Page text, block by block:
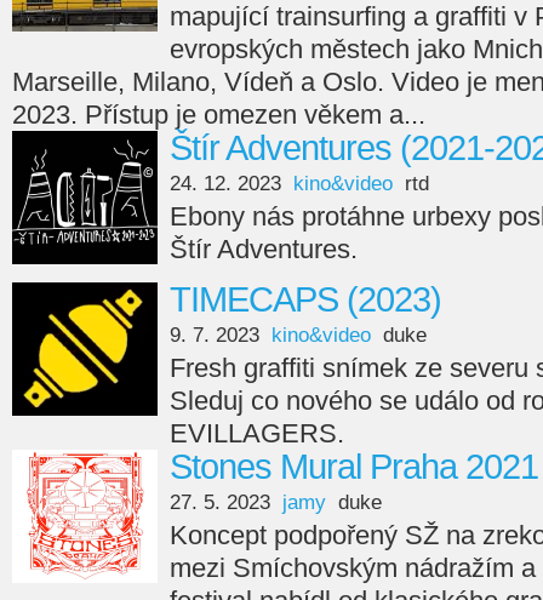
mapující trainsurfing a graffiti v
evropských městech jako
Marseille, Milano, Vídeň a Oslo. Video je
2023. Přístup je omezen věkem a...
Štír Adventures (2021-
24. 12. 2023 kino&video rtd
Ebony nás protáhne urbexy
Štír Adventures.
TIMECAPS (2023)
9. 7. 2023 kino&video duke
Fresh graffiti snímek ze severu
Sleduj co nového se událo od
EVILLAGERS.
Stones Mural Praha 2021
27. 5. 2023 jamy duke
Koncept podpořený SŽ na
mezi Smíchovským nádražím